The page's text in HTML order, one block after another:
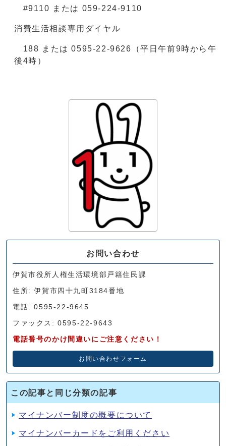
#9110 または 059-224-9110
消費生活相談専用ダイヤル
188 または 0595-22-9626（平日午前9時から午
後4時）
お問い合わせ
伊賀市役所人権生活環境部戸籍住民課
住所: 伊賀市四十九町3184番地
電話: 0595-22-9645
ファックス: 0595-22-9643
電話番号のかけ間違いにご注意ください！
お問い合わせフォーム
この記事と同じ分類の記事
マイナンバー制度の概要について
マイナンバーカードをご利用ください